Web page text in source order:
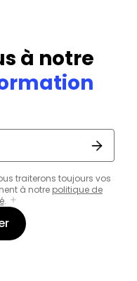
à notre
traiterons toujours vos
à notre politique de
.